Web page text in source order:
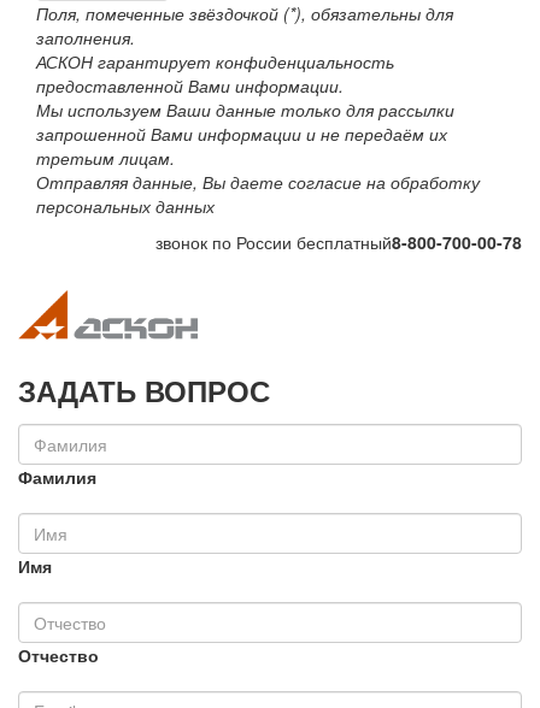
Поля, помеченные звёздочкой (*), обязательны для
заполнения.
АСКОН гарантирует конфиденциальность
предоставленной Вами информации.
Мы используем Ваши данные только для рассылки
запрошенной Вами информации и не передаём их
третьим лицам.
Отправляя данные, Вы даете согласие на обработку
персональных данных
звонок по России бесплатный8-800-700-00-78
ЗАДАТЬ ВОПРОС
Фамилия
Имя
Отчество